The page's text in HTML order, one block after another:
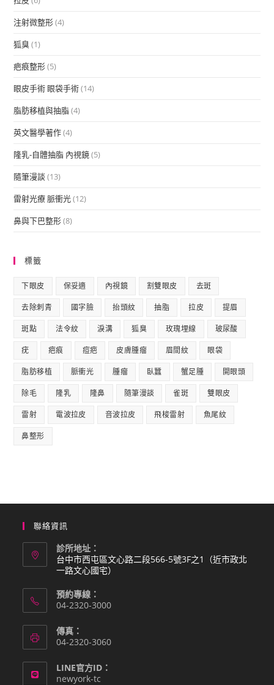
注射微整形(4)
狐臭(1)
疤痕整形(5)
眼皮手術 眼袋手術(14)
脂肪移植與抽脂(4)
英文醫學著作(4)
隆乳-自體抽脂 內視鏡(5)
隨筆漫談 (13)
雷射光療 脈衝光(12)
鼻與下巴整形(8)
標籤
下眼皮 保妥適 內視鏡 割雙眼皮 去斑
去除刺青 國字臉 抬頭紋 抽脂 拉皮 提眉
斑點 法令紋 淚溝 狐臭 玫瑰埋線 玻尿酸
疣 疤痕 痘疤 皮膚腫瘤 眉間紋 眼袋
脂肪移植 脈衝光 腫瘤 臥蠶 蟹足腫 開眼頭
除毛 隆乳 隆鼻 隨筆漫談 雀斑 雙眼皮
雷射 電波拉皮 音波拉皮 飛梭雷射 魚尾紋
鼻整形
聯絡資訊
診所地址：
台中市西屯區文心路二段566-5號3F之1（近市政北
一路文心國宅）
預約專線：
04-2320-3000
傳真：
04-2320-3060
LINE官方ID：
newyork-tc